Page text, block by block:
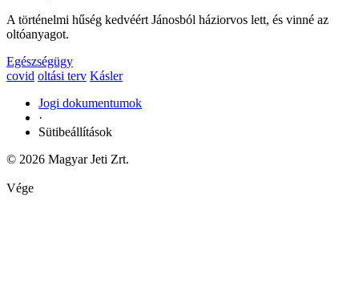
A történelmi hűség kedvéért Jánosból háziorvos lett, és vinné az
oltóanyagot.
Egészségügy
covid oltási terv Kásler
Jogi dokumentumok
·
Sütibeállítások
© 2026 Magyar Jeti Zrt.
Vége